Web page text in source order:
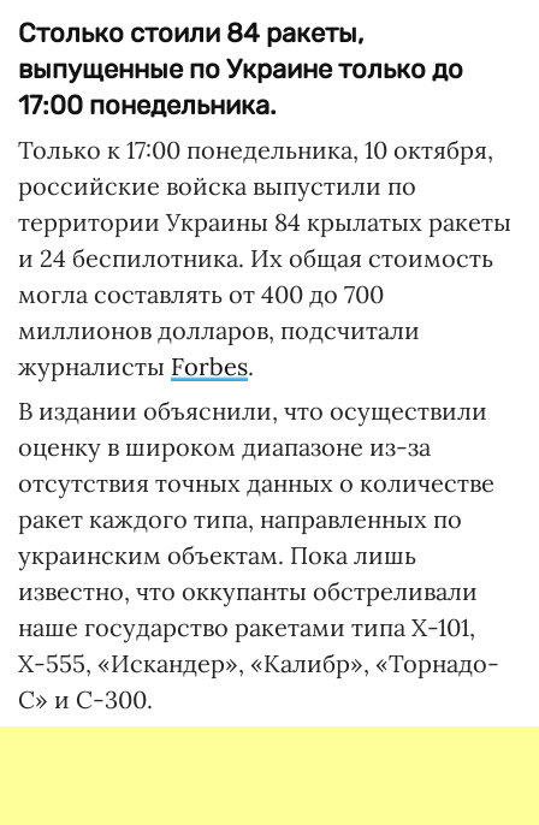
Столько стоили 84 ракеты,
выпущенные по Украине только до
17:00 понедельника.
Только к 17:00 понедельника, 10 октября,
российские войска выпустили по
территории Украины 84 крылатых ракеты
и 24 беспилотника. Их общая стоимость
могла составлять от 400 до 700
миллионов долларов, подсчитали
журналисты Forbes.
В издании объяснили, что осуществили
оценку в широком диапазоне из-за
отсутствия точных данных о количестве
ракет каждого типа, направленных по
украинским объектам. Пока лишь
известно, что оккупанты обстреливали
наше государство ракетами типа Х-101,
Х-555, «Искандер», «Калибр», «Торнадо-
С» и С-300.